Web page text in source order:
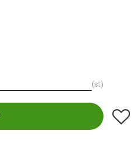
st
Lägg